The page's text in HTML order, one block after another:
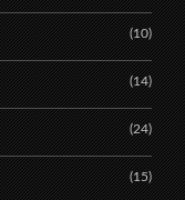
(10)
(14)
(24)
(15)